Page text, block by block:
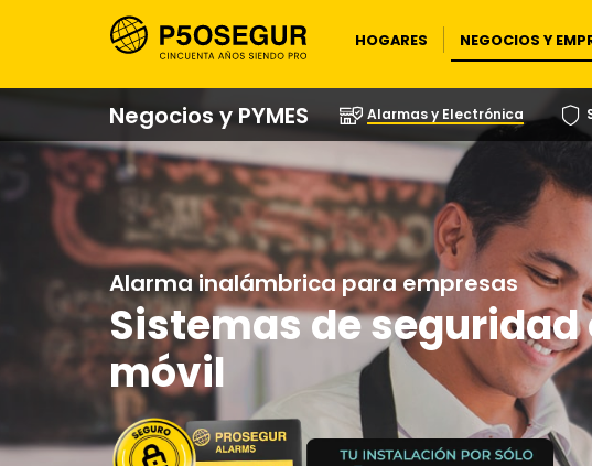
HOGARES NEGOCIOS Y
Negocios y PYMES Alarmas y Electrónica
Alarma inalámbrica para empresas
Sistemas de seguridad
móvil